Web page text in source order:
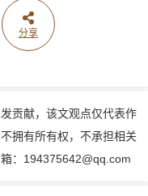
分享
贡献，该文观点仅代表作
拥有所有权，不承担相关
：194375642@qq.com